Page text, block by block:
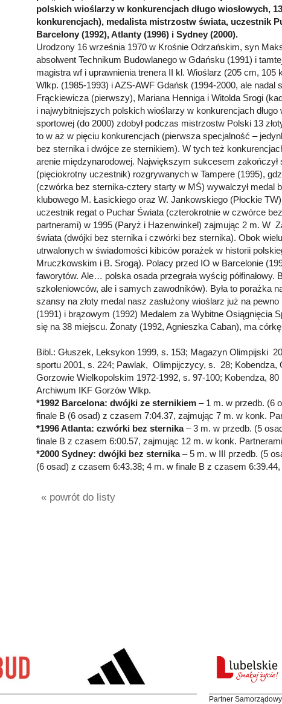
polskich wioślarzy w konkurencjach długo wiosłowych,
konkurencjach), medalista mistrzostw świata, uczestnik
Barcelony (1992), Atlanty (1996) i Sydney (2000).
Urodzony 16 września 1970 w Krośnie Odrzańskim, syn
absolwent Technikum Budowlanego w Gdańsku (1991) i
magistra wf i uprawnienia trenera II kl. Wioślarz (205 cm, 105
Wlkp. (1985-1993) i AZS-AWF Gdańsk (1994-2000, ale nadal
Frąckiewicza (pierwszy), Mariana Henniga i Witolda Srogi
i najwybitniejszych polskich wioślarzy w konkurencjach długo
sportowej (do 2000) zdobył podczas mistrzostw Polski 13
to w aż w pięciu konkurencjach (pierwsza specjalność –
bez sternika i dwójce ze sternikiem). W tych też
arenie międzynarodowej. Największym sukcesem
(pięciokrotny uczestnik) rozgrywanych w Tampere (1995),
(czwórka bez sternika-cztery starty w MŚ) wywalczył medal
klubowego M. Łasickiego oraz W. Jankowskiego (Płockie
uczestnik regat o Puchar Świata (czterokrotnie w czwórce
partnerami) w 1995 (Paryż i Hazenwinkel) zajmując 2 m. W
świata (dwójki bez sternika i czwórki bez sternika). Obok
utrwalonych w świadomości kibiców porażek w historii
Mruczkowskim i B. Srogą). Polacy przed IO w Barcelonie
faworytów. Ale… polska osada przegrała wyścig
szkoleniowców, ale i samych zawodników). Była to porażka
szansy na złoty medal nasz zasłużony wioślarz już na
(1991) i brązowym (1992) Medalem za Wybitne Osiągnięcia
się na 38 miejscu. Żonaty (1992, Agnieszka Caban), ma
Bibl.: Głuszek, Leksykon 1999, s. 153; Magazyn Olimpijski
sportu 2001, s. 224; Pawlak, Olimpijczycy, s. 28;
Gorzowie Wielkopolskim 1972-1992, s. 97-100; Kobendza,
Archiwum IKF Gorzów Wlkp.
*1992 Barcelona: dwójki ze sternikiem – 1 m. w przedb. (6
finale B (6 osad) z czasem 7:04.37, zajmując 7 m. w konk.
*1996 Atlanta: czwórki bez sternika– 3 m. w przedb. (5
finale B z czasem 6:00.57, zajmując 12 m. w konk.
*2000 Sydney: dwójki bez sternika– 5 m. w III przedb. (5
(6 osad) z czasem 6:43.38; 4 m. w finale B z czasem
« powrót do listy
Partner Samorządowy